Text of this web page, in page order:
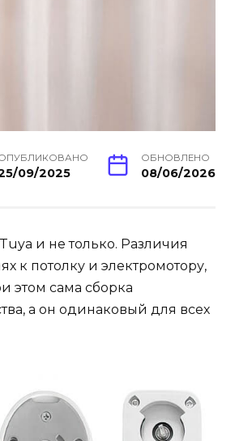
09/2025
ОБНОВЛЕНО
08/06/2026
и не только. Различия
к потолку и электромотору,
этом сама сборка
а он одинаковый для всех